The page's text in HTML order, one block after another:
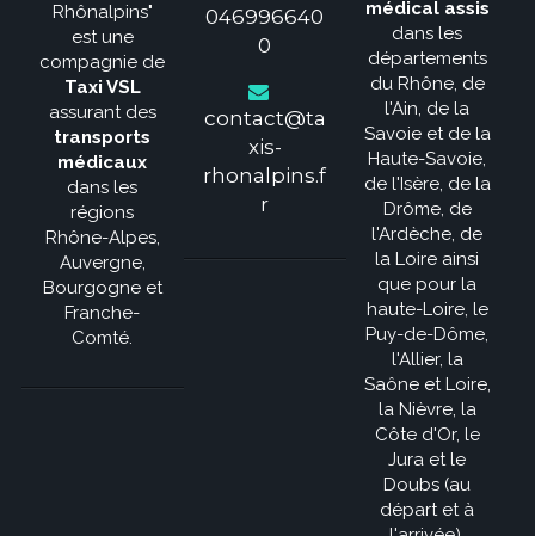
Rhônalpins"
est une
compagnie de
Taxi VSL
assurant des
transports
médicaux
dans les
régions
Rhône-Alpes,
Auvergne,
Bourgogne et
Franche-
Comté.
046996640
0
contact@ta
xis-
rhonalpins.f
r
médical assis
dans les
départements
du Rhône, de
l'Ain, de la
Savoie et de la
Haute-Savoie,
de l'Isère, de la
Drôme, de
l'Ardèche, de
la Loire ainsi
que pour la
haute-Loire, le
Puy-de-Dôme,
l'Allier, la
Saône et Loire,
la Nièvre, la
Côte d'Or, le
Jura et le
Doubs (au
départ et à